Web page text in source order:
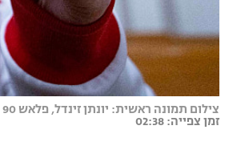
צילום תמונה ראשית: יונתן זינדל, פלאש 90
זמן צפייה: 02:38